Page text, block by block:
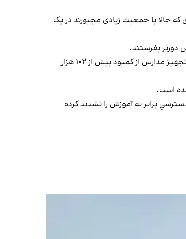
حالا با جمعیت زیادی مجبورند در یک
دورتر بفرستند.
بحران کمبود فضاهای آموزشی در ایران، طی هفته‌های گذشته به نقطه‌ای بحرانی رسیده و برآوردهای کارشناسان سازمان نوسازی، توسعه و تجهیز مدارس از کمبود بیش از ۱۰۲ هزار
است.
برابر به آموزش را تشدید کرده